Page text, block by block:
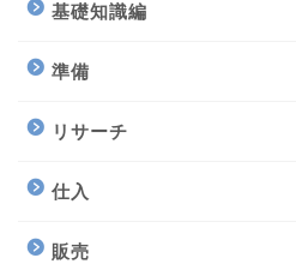
基礎知識編
準備
リサーチ
仕入
販売